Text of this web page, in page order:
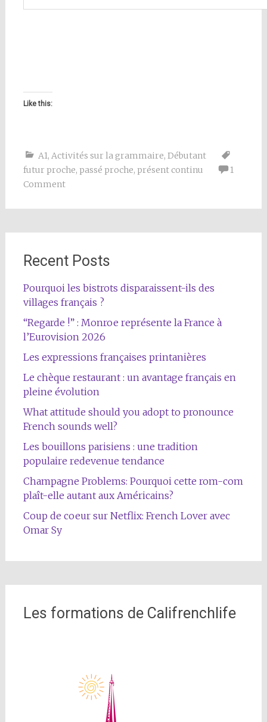
Like this:
A1, Activités sur la grammaire, Débutant
futur proche, passé proche, présent continu
1
Comment
Recent Posts
Pourquoi les bistrots disparaissent-ils des
villages français ?
“Regarde !” : Monroe représente la France à
l’Eurovision 2026
Les expressions françaises printanières
Le chèque restaurant : un avantage français en
pleine évolution
What attitude should you adopt to pronounce
French sounds well?
Les bouillons parisiens : une tradition
populaire redevenue tendance
Champagne Problems: Pourquoi cette rom-com
plaît-elle autant aux Américains?
Coup de coeur sur Netflix: French Lover avec
Omar Sy
Les formations de Califrenchlife